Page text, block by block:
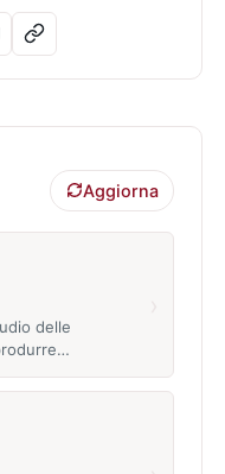
Aggiorna
delle